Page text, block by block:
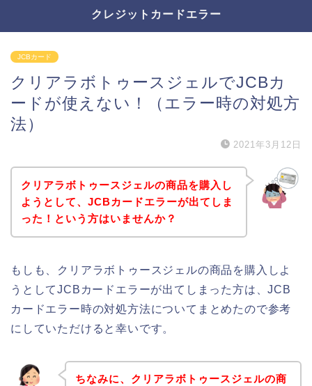
クレジットカードエラー
JCBカード
クリアラボトゥースジェルでJCBカ
ードが使えない！（エラー時の対処方
法）
2021年3月12日
クリアラボトゥースジェルの商品を購入し
ようとして、JCBカードエラーが出てしま
った！という方はいませんか？
もしも、クリアラボトゥースジェルの商品を購入しよ
うとしてJCBカードエラーが出てしまった方は、JCB
カードエラー時の対処方法についてまとめたので参考
にしていただけると幸いです。
ちなみに、クリアラボトゥースジェルの商